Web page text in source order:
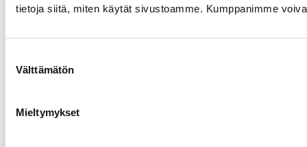
tietoja siitä, miten käytät sivustoamme. Kumppanimme
valinta
Välttämätön
Mieltymykset